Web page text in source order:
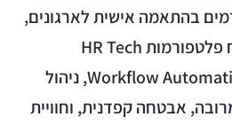
בהתאמה אישית לארגונים,
עם ניסיון מוכח בפיתוח פלטפורמות HR Tech
מורכבות הדורשות Workflow Automation, ניהול
אבטחה קפדנית, וחוויית